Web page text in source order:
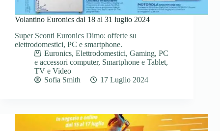
Volantino Euronics dal 18 al 31 luglio 2024
Super Sconti Euronics Dimo: offerte su
elettrodomestici, PC e smartphone.
Euronics, Elettrodomestici, Gaming, PC
e accessori computer, Smartphone e Tablet,
TV e Video
Sofia Smith
17 Luglio 2024